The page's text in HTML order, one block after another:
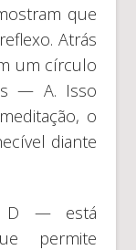
que
Atrás
um círculo
— A. Isso
o
diante
D — está
permite